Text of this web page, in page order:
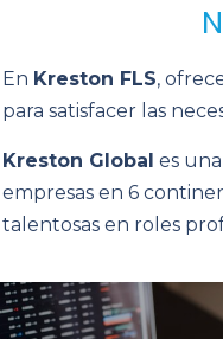
En Kreston FLS,
para satisfacer las
Kreston Global es
empresas en 6
talentosas en roles